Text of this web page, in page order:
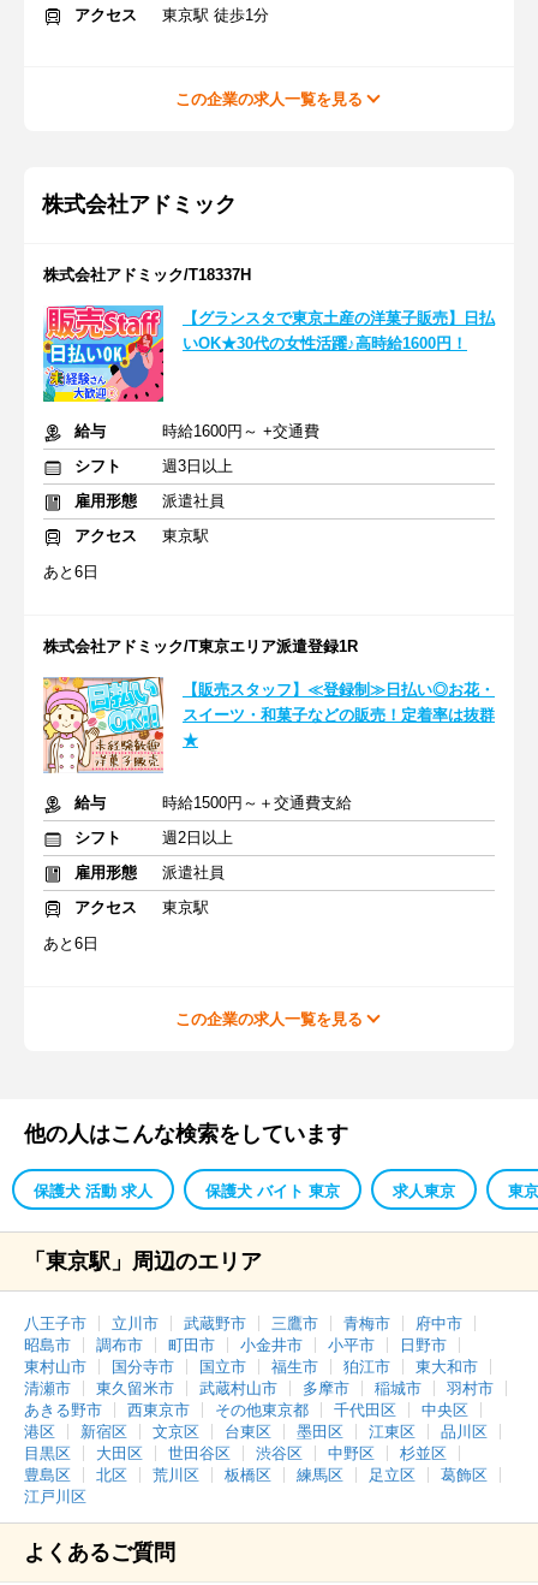
アクセス
東京駅 徒歩1分
この企業の求人一覧を見る
株式会社アドミック
株式会社アドミック/T18337H
【グランスタで東京土産の洋菓子販売】日払
いOK★30代の女性活躍♪高時給1600円！
給与
時給1600円～ +交通費
シフト
週3日以上
雇用形態
派遣社員
アクセス
東京駅
あと6日
株式会社アドミック/T東京エリア派遣登録1R
【販売スタッフ】≪登録制≫日払い◎お花・
スイーツ・和菓子などの販売！定着率は抜群
★
給与
時給1500円～＋交通費支給
シフト
週2日以上
雇用形態
派遣社員
アクセス
東京駅
あと6日
この企業の求人一覧を見る
他の人はこんな検索をしています
保護犬 活動 求人 保護犬 バイト 東京 求人東京 東
「東京駅」周辺のエリア
八王子市 立川市 武蔵野市 三鷹市 青梅市
府中市
昭島市
調布市 町田市 小金井市 小平市
日野市
東村山市
国分寺市 国立市 福生市 狛江市
東大和市
清瀬市
東久留米市 武蔵村山市 多摩市 稲城市
羽村市
あきる野市
西東京市 その他東京都 千代田区
中央区
港区
新宿区 文京区 台東区 墨田区 江東区
品川区
目黒区
大田区 世田谷区 渋谷区 中野区
杉並区
豊島区
北区 荒川区 板橋区 練馬区 足立区
葛飾区
江戸川区
よくあるご質問